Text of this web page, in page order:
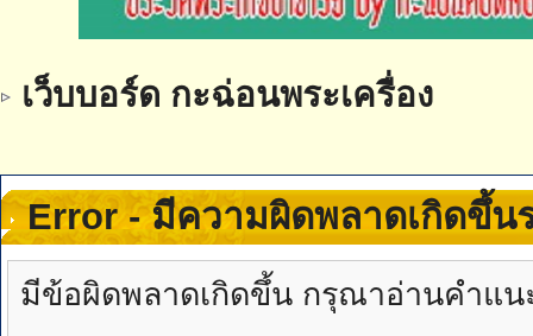
เว็บบอร์ด กะฉ่อนพระเครื่อง
Error - มีความผิดพลาดเกิดขึ้น
มีข้อผิดพลาดเกิดขึ้น กรุณาอ่านคำแน